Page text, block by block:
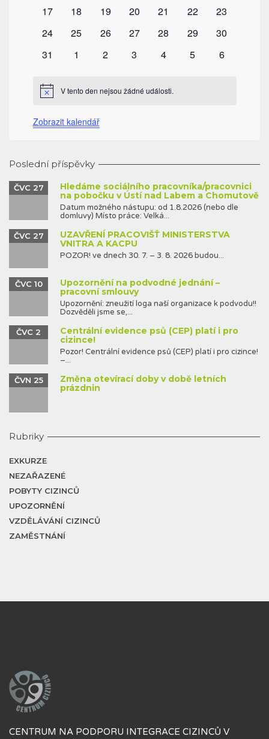
0
17
0
18
0
19
0
20
0
21
0
22
0
23
0
24
0
25
0
26
0
27
0
28
0
29
0
30
0
31
0
1
0
2
0
3
0
4
0
5
0
6
Notice V tento den nejsou žádné události.
Zobrazit kalendář
Poslední příspěvky
Hledáme sociálního pracovníka/pracovnici
na pobočku v Ústí nad Labem a Chomutově
ČVC 27
Datum možného nástupu: od 1.8.2026 (nebo dle
domluvy) Místo práce: Velká...
UZAVŘENÍ PRACOVIŠŤ MINISTERSTVA
VNITRA A KACPU
ČVC 27
POZOR! ve dnech 30. 7. – 3. 8. 2026 budou...
Upozornění na podvodné jednání –
pracovní smlouvy
ČVC 10
Upozornění: zneužití loga naší organizace k podvodu!!
Dozvěděli jsme se,...
Centrální evidence psů (CEP) platí i pro
cizince!
ČVC 2
Pozor! Centrální evidence psů (CEP) platí i pro cizince!
–...
Změna otevírací doby v době letních
prázdnin
ČVN 25
Rubriky
EXKURZE
NEZAŘAZENÉ
POBYTY CIZINCŮ
UPOZORNĚNÍ
VZDĚLÁVÁNÍ CIZINCŮ
ZAMĚSTNÁNÍ
CENTRUM NA PODPORU INTEGRACE CIZINCŮ V